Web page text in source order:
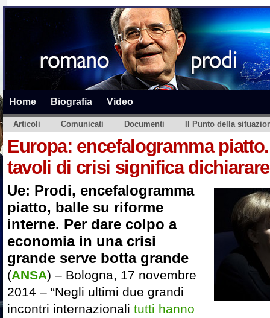
Home Biografia Video
Articoli Comunicati Documenti Il Punto della
Europa: encefalogramma
tavoli di crisi significa
Ue: Prodi, encefalogramma
piatto, balle su riforme
interne. Per dare colpo a
economia in una crisi
grande serve botta grande
(ANSA) – Bologna, 17 novembre
2014 – “Negli ultimi due grandi
incontri internazionali tutti hanno